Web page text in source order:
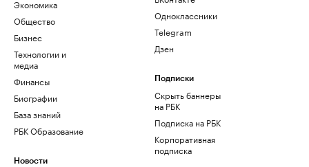
Экономика
Общество
Бизнес
Технологии и
медиа
Финансы
Биографии
База знаний
РБК Образование
Новости
Одноклассники
Telegram
Дзен
Подписки
Скрыть баннеры
на РБК
Подписка на РБК
Корпоративная
подписка